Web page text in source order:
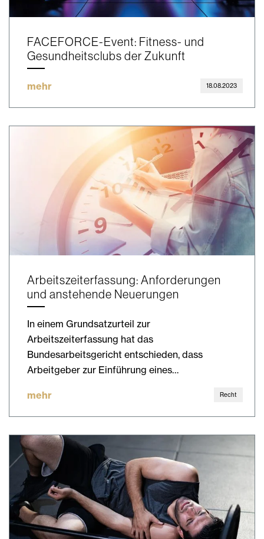
FACEFORCE-Event: Fitness- und
Gesundheitsclubs der Zukunft
mehr 18.08.2023
Arbeitszeiterfassung: Anforderungen
und anstehende Neuerungen
In einem Grundsatzurteil zur
Arbeitszeiterfassung hat das
Bundesarbeitsgericht entschieden, dass
Arbeitgeber zur Einführung eines…
mehr Recht